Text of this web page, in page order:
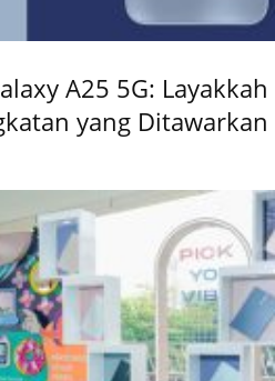
A25 5G: Layakkah
yang Ditawarkan